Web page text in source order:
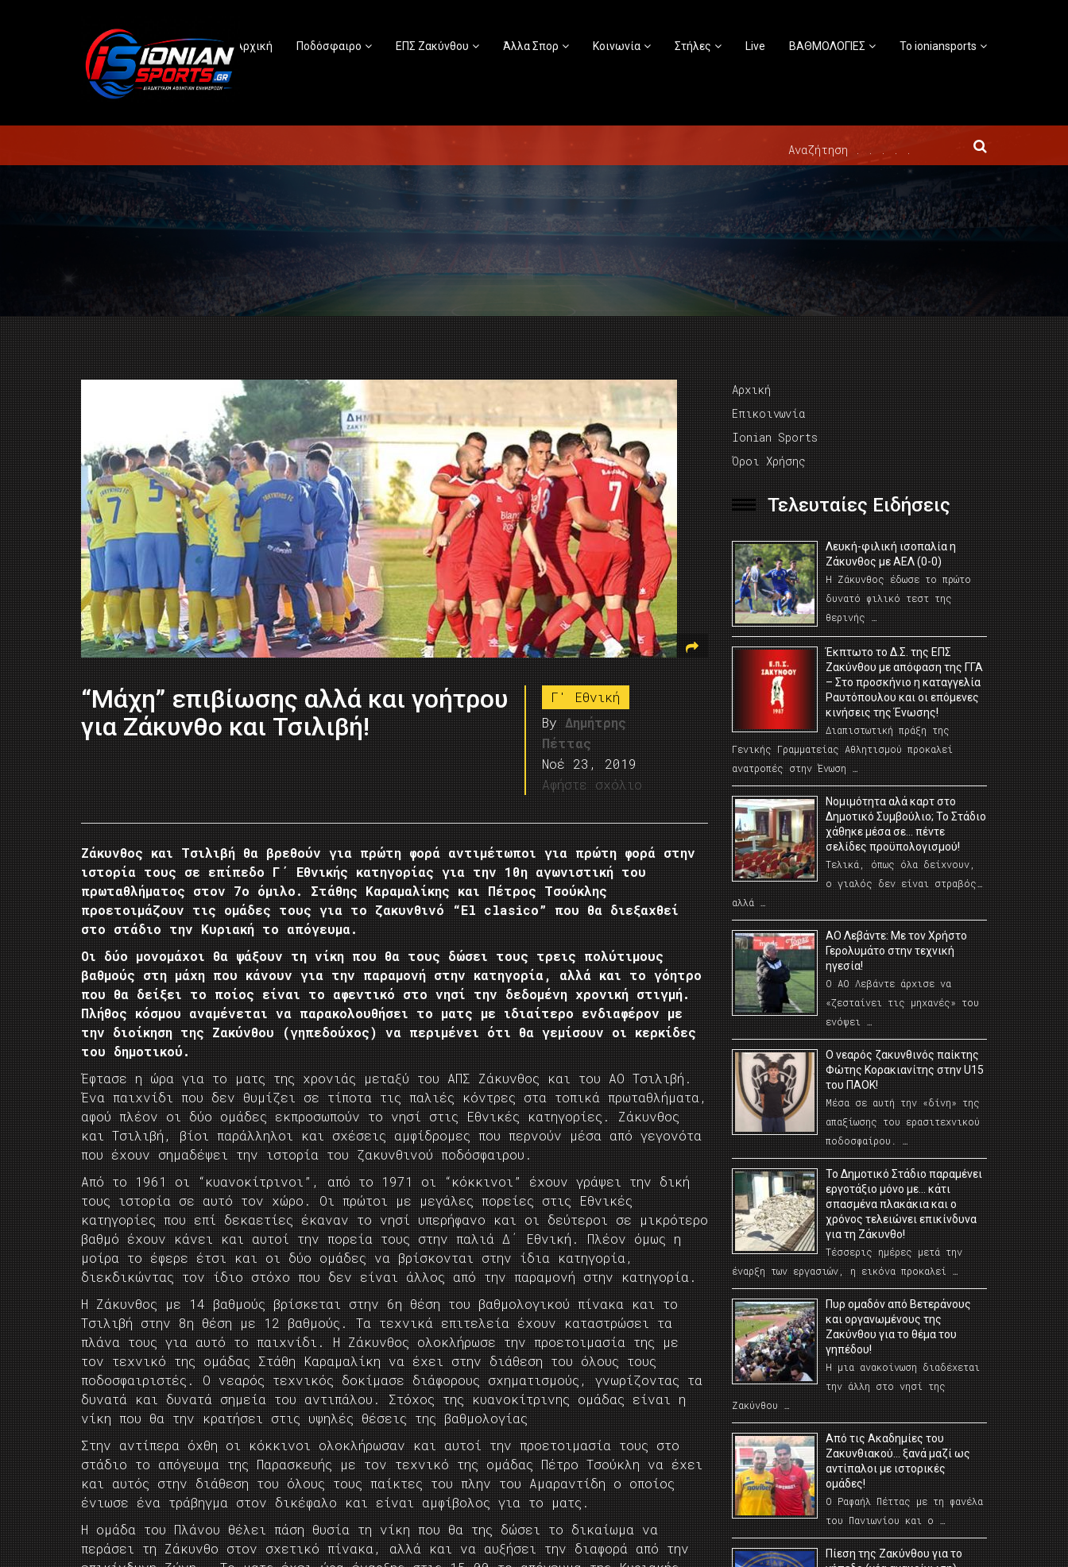
Αρχική Ποδόσφαιρο ΕΠΣ Ζακύνθου Άλλα Σπορ Κοινωνία Στήλες Live ΒΑΘΜΟΛΟΓΙΕΣ Το ioniansports
“Μάχη” επιβίωσης αλλά και γοήτρου
για Ζάκυνθο και Τσιλιβή!
Γ' Εθνική
By Δημήτρης
Πέττας
Νοέ 23, 2019
Αφήστε σχόλιο
Ζάκυνθος και Τσιλιβή θα βρεθούν για πρώτη φορά αντιμέτωποι για πρώτη φορά στην
ιστορία τους σε επίπεδο Γ΄ Εθνικής κατηγορίας για την 10η αγωνιστική του
πρωταθλήματος στον 7ο όμιλο. Στάθης Καραμαλίκης και Πέτρος Τσούκλης
προετοιμάζουν τις ομάδες τους για το ζακυνθινό “El clasico” που θα διεξαχθεί
στο στάδιο την Κυριακή το απόγευμα.
Οι δύο μονομάχοι θα ψάξουν τη νίκη που θα τους δώσει τους τρεις πολύτιμους
βαθμούς στη μάχη που κάνουν για την παραμονή στην κατηγορία, αλλά και το γόητρο
που θα δείξει το ποίος είναι το αφεντικό στο νησί την δεδομένη χρονική στιγμή.
Πλήθος κόσμου αναμένεται να παρακολουθήσει το ματς με ιδιαίτερο ενδιαφέρον με
την διοίκηση της Ζακύνθου (γηπεδούχος) να περιμένει ότι θα γεμίσουν οι κερκίδες
του δημοτικού.
Έφτασε η ώρα για το ματς της χρονιάς μεταξύ του ΑΠΣ Ζάκυνθος και του ΑΟ Τσιλιβή.
Ένα παιχνίδι που δεν θυμίζει σε τίποτα τις παλιές κόντρες στα τοπικά πρωταθλήματα,
αφού πλέον οι δύο ομάδες εκπροσωπούν το νησί στις Εθνικές κατηγορίες. Ζάκυνθος
και Τσιλιβή, βίοι παράλληλοι και σχέσεις αμφίδρομες που περνούν μέσα από γεγονότα
που έχουν σημαδέψει την ιστορία του ζακυνθινού ποδόσφαιρου.
Από το 1961 οι “κυανοκίτρινοι”, από το 1971 οι “κόκκινοι” έχουν γράψει την δική
τους ιστορία σε αυτό τον χώρο. Οι πρώτοι με μεγάλες πορείες στις Εθνικές
κατηγορίες που επί δεκαετίες έκαναν το νησί υπερήφανο και οι δεύτεροι σε μικρότερο
βαθμό έχουν κάνει και αυτοί την πορεία τους στην παλιά Δ΄ Εθνική. Πλέον όμως η
μοίρα το έφερε έτσι και οι δύο ομάδες να βρίσκονται στην ίδια κατηγορία,
διεκδικώντας τον ίδιο στόχο που δεν είναι άλλος από την παραμονή στην κατηγορία.
Η Ζάκυνθος με 14 βαθμούς βρίσκεται στην 6η θέση του βαθμολογικού πίνακα και το
Τσιλιβή στην 8η θέση με 12 βαθμούς. Τα τεχνικά επιτελεία έχουν καταστρώσει τα
πλάνα τους για αυτό το παιχνίδι. Η Ζάκυνθος ολοκλήρωσε την προετοιμασία της με
τον τεχνικό της ομάδας Στάθη Καραμαλίκη να έχει στην διάθεση του όλους τους
ποδοσφαιριστές. Ο νεαρός τεχνικός δοκίμασε διάφορους σχηματισμούς, γνωρίζοντας τα
δυνατά και δυνατά σημεία του αντιπάλου. Στόχος της κυανοκίτρινης ομάδας είναι η
νίκη που θα την κρατήσει στις υψηλές θέσεις της βαθμολογίας
Στην αντίπερα όχθη οι κόκκινοι ολοκλήρωσαν και αυτοί την προετοιμασία τους στο
στάδιο το απόγευμα της Παρασκευής με τον τεχνικό της ομάδας Πέτρο Τσούκλη να έχει
και αυτός στην διάθεση του όλους τους παίκτες του πλην του Αμαραντίδη ο οποίος
ένιωσε ένα τράβηγμα στον δικέφαλο και είναι αμφίβολος για το ματς.
Η ομάδα του Πλάνου θέλει πάση θυσία τη νίκη που θα της δώσει το δικαίωμα να
περάσει τη Ζάκυνθο στον σχετικό πίνακα, αλλά και να αυξήσει την διαφορά από την
Αρχική
Επικοινωνία
Ionian Sports
Όροι Χρήσης
Τελευταίες Ειδήσεις
Λευκή-φιλική ισοπαλία η
Ζάκυνθος με ΑΕΛ (0-0)
Η Ζάκυνθος έδωσε το πρώτο
δυνατό φιλικό τεστ της
θερινής …
Έκπτωτο το Δ.Σ. της ΕΠΣ
Ζακύνθου με απόφαση της ΓΓΑ
– Στο προσκήνιο η καταγγελία
Ραυτόπουλου και οι επόμενες
κινήσεις της Ένωσης!
Διαπιστωτική πράξη της
Γενικής Γραμματείας Αθλητισμού προκαλεί
ανατροπές στην Ένωση …
Νομιμότητα αλά καρτ στο
Δημοτικό Συμβούλιο; Το Στάδιο
χάθηκε μέσα σε… πέντε
σελίδες προϋπολογισμού!
Τελικά, όπως όλα δείχνουν,
ο γιαλός δεν είναι στραβός…
αλλά …
ΑΟ Λεβάντε: Με τον Χρήστο
Γερολυμάτο στην τεχνική
ηγεσία!
Ο ΑΟ Λεβάντε άρχισε να
«ζεσταίνει τις μηχανές» του
ενόψει …
O νεαρός ζακυνθινός παίκτης
Φώτης Κορακιανίτης στην U15
του ΠΑΟΚ!
Μέσα σε αυτή την «δίνη» της
απαξίωσης του ερασιτεχνικού
ποδοσφαίρου. …
Το Δημοτικό Στάδιο παραμένει
εργοτάξιο μόνο με… κάτι
σπασμένα πλακάκια και ο
χρόνος τελειώνει επικίνδυνα
για τη Ζάκυνθο!
Τέσσερις ημέρες μετά την
έναρξη των εργασιών, η εικόνα προκαλεί …
Πυρ ομαδόν από Βετεράνους
και οργανωμένους της
Ζακύνθου για το θέμα του
γηπέδου!
Η μια ανακοίνωση διαδέχεται
την άλλη στο νησί της
Ζακύνθου …
Από τις Ακαδημίες του
Ζακυνθιακού… ξανά μαζί ως
αντίπαλοι με ιστορικές
ομάδες!
Ο Ραφαήλ Πέττας με τη φανέλα
του Πανιωνίου και ο …
Πίεση της Ζακύνθου για το